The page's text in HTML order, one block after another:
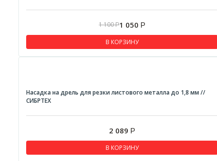
1 100Р1 050 Р
В КОРЗИНУ
Насадка на дрель для резки листового металла до 1,8 мм //
СИБРТЕХ
2 089 Р
В КОРЗИНУ